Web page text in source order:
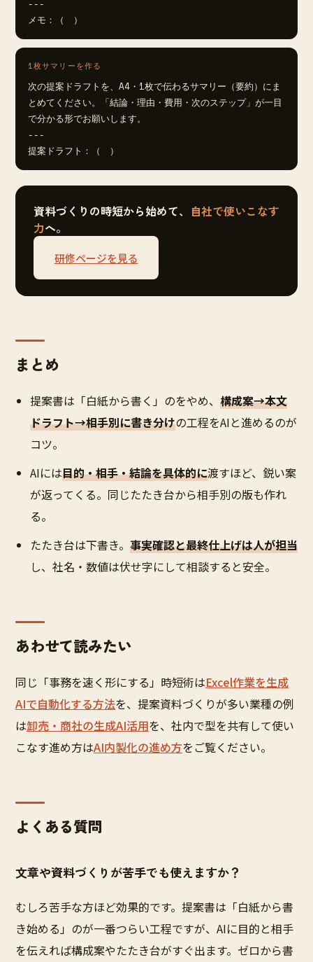
---
メモ：（　）
1枚サマリーを作る
次の提案ドラフトを、A4・1枚で伝わるサマリー（要約）にま
とめてください。「結論・理由・費用・次のステップ」が一目
で分かる形でお願いします。
---
提案ドラフト：（　）
資料づくりの時短から始めて、 自社で使いこなす
力へ。
研修ページを見る
まとめ
提案書は「白紙から書く」のをやめ、 構成案→本文
ドラフト→相手別に書き分けの工程をAIと進めるのが
コツ。
AIには目的・相手・結論を具体的に渡すほど、鋭い案
が返ってくる。同じたたき台から相手別の版も作れ
る。
たたき台は下書き。 事実確認と最終仕上げは人が担当
し、社名・数値は伏せ字にして相談すると安全。
あわせて読みたい
同じ「事務を速く形にする」時短術はExcel作業を生成
AIで自動化する方法を、提案資料づくりが多い業種の例
は卸売・商社の生成AI活用を、社内で型を共有して使い
こなす進め方はAI内製化の進め方をご覧ください。
よくある質問
文章や資料づくりが苦手でも使えますか？
むしろ苦手な方ほど効果的です。提案書は「白紙から書
き始める」のが一番つらい工程ですが、AIに目的と相手
を伝えれば構成案やたたき台がすぐ出ます。ゼロから書